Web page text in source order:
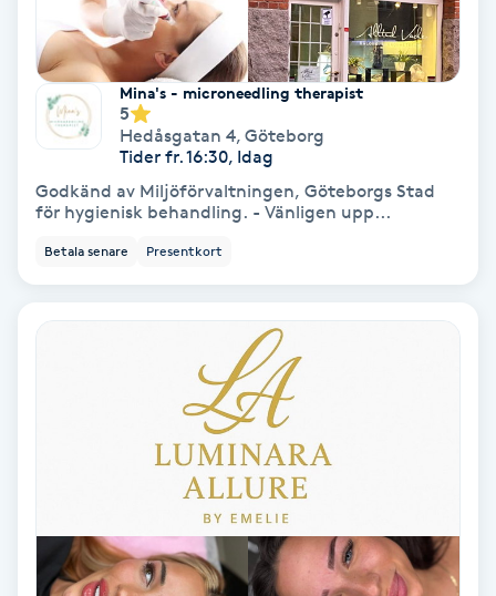
Paraffinbehandling
Pedikyr
Pensionärklippning
Permanent
Permanent ögonbrynsmakeup
Piercing
Mina's - microneedling therapist
5
Hedåsgatan 4, Göteborg
Tider fr. 16:30, Idag
Godkänd av Miljöförvaltningen, Göteborgs Stad
för hygienisk behandling. - Vänligen upp...
Betala senare Presentkort